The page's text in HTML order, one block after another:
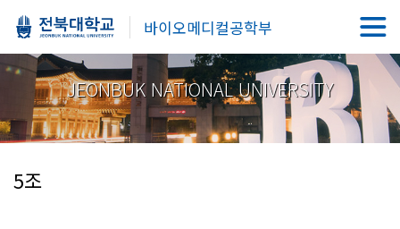
바이오메디컬공학부
JEONBUK NATIONAL UNIVERSITY
5조